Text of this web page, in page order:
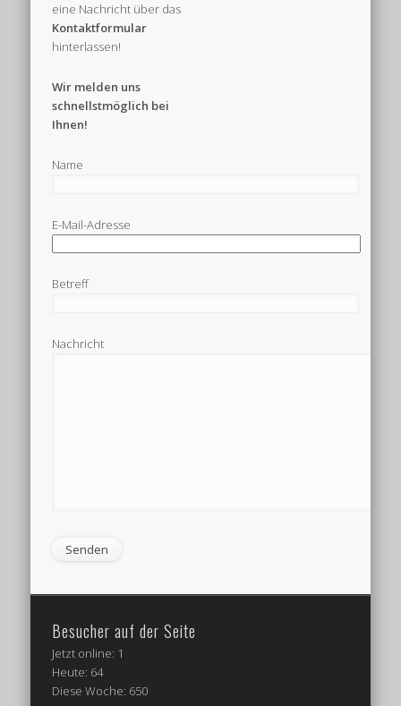
eine Nachricht über das
Kontaktformular
hinterlassen!
Wir melden uns
schnellstmöglich bei
Ihnen!
Name
E-Mail-Adresse
Betreff
Nachricht
Besucher auf der Seite
Jetzt online: 1
Heute: 64
Diese Woche: 650